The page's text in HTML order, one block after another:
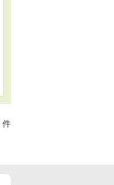
件